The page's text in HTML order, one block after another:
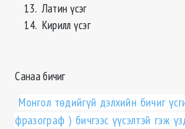
Латин үсэг
Кирилл үсэг
Санаа бичиг
Монгол төдийгүй дэлхийн бичиг
фразограф ) бичгээс үүсэлтэй гэж